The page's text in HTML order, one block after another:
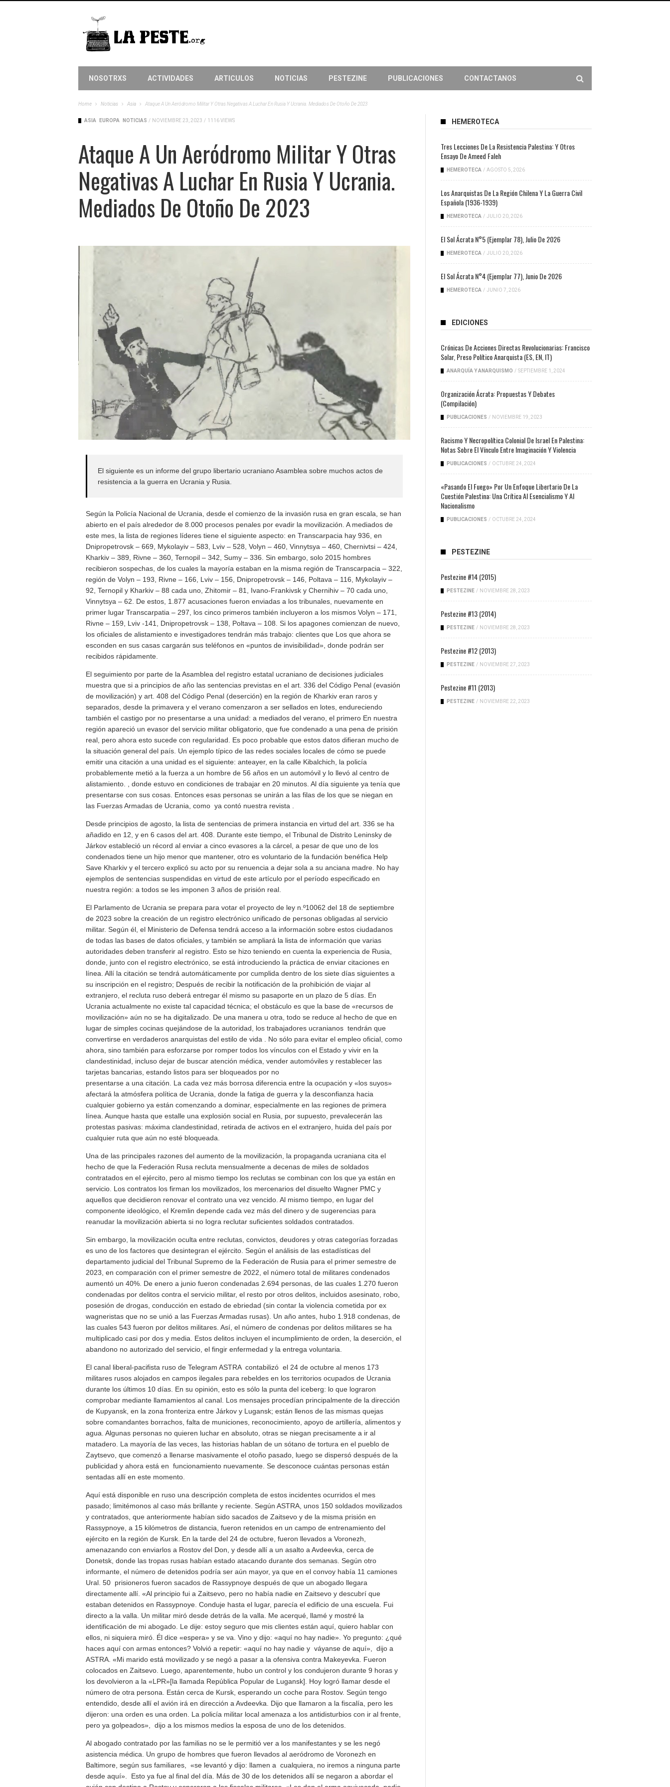
NOSOTRXS ACTIVIDADES ARTICULOS NOTICIAS PESTEZINE PUBLICACIONES CONTACTANOS
Home Noticias Asia Ataque A Un Aeródromo Militar Y Otras Negativas A Luchar En Rusia Y Ucrania. Mediados De Otoño De 2023
ASIA EUROPA NOTICIAS / NOVIEMBRE 23, 2023 / 1116 VIEWS
Ataque A Un Aeródromo Militar Y Otras
Negativas A Luchar En Rusia Y Ucrania.
Mediados De Otoño De 2023
El siguiente es un informe del grupo libertario ucraniano Asamblea sobre muchos actos de
resistencia a la guerra en Ucrania y Rusia.
Según la Policía Nacional de Ucrania, desde el comienzo de la invasión rusa en gran escala, se han
abierto en el país alrededor de 8.000 procesos penales por evadir la movilización. A mediados de
este mes, la lista de regiones líderes tiene el siguiente aspecto: en Transcarpacia hay 936, en
Dnipropetrovsk – 669, Mykolayiv – 583, Lviv – 528, Volyn – 460, Vinnytsya – 460, Chernivtsi – 424,
Kharkiv – 389, Rivne – 360, Ternopil – 342, Sumy – 336. Sin embargo, solo 2015 hombres
recibieron sospechas, de los cuales la mayoría estaban en la misma región de Transcarpacia – 322,
región de Volyn – 193, Rivne – 166, Lviv – 156, Dnipropetrovsk – 146, Poltava – 116, Mykolayiv –
92, Ternopil y Kharkiv – 88 cada uno, Zhitomir – 81, Ivano-Frankivsk y Chernihiv – 70 cada uno,
Vinnytsya – 62. De estos, 1.877 acusaciones fueron enviadas a los tribunales, nuevamente en
primer lugar Transcarpatia – 297, los cinco primeros también incluyeron a los mismos Volyn – 171,
Rivne – 159, Lviv -141, Dnipropetrovsk – 138, Poltava – 108. Si los apagones comienzan de nuevo,
los oficiales de alistamiento e investigadores tendrán más trabajo: clientes que Los que ahora se
esconden en sus casas cargarán sus teléfonos en «puntos de invisibilidad», donde podrán ser
recibidos rápidamente.
El seguimiento por parte de la Asamblea del registro estatal ucraniano de decisiones judiciales
muestra que si a principios de año las sentencias previstas en el art. 336 del Código Penal (evasión
de movilización) y art. 408 del Código Penal (deserción) en la región de Kharkiv eran raros y
separados, desde la primavera y el verano comenzaron a ser sellados en lotes, endureciendo
también el castigo por no presentarse a una unidad: a mediados del verano, el primero En nuestra
región apareció un evasor del servicio militar obligatorio, que fue condenado a una pena de prisión
real, pero ahora esto sucede con regularidad. Es poco probable que estos datos difieran mucho de
la situación general del país. Un ejemplo típico de las redes sociales locales de cómo se puede
emitir una citación a una unidad es el siguiente: anteayer, en la calle Kibalchich, la policía
probablemente metió a la fuerza a un hombre de 56 años en un automóvil y lo llevó al centro de
alistamiento. , donde estuvo en condiciones de trabajar en 20 minutos. Al día siguiente ya tenía que
presentarse con sus cosas. Entonces esas personas se unirán a las filas de los que se niegan en
las Fuerzas Armadas de Ucrania, como ya contó nuestra revista .
Desde principios de agosto, la lista de sentencias de primera instancia en virtud del art. 336 se ha
añadido en 12, y en 6 casos del art. 408. Durante este tiempo, el Tribunal de Distrito Leninsky de
Járkov estableció un récord al enviar a cinco evasores a la cárcel, a pesar de que uno de los
condenados tiene un hijo menor que mantener, otro es voluntario de la fundación benéfica Help
Save Kharkiv y el tercero explicó su acto por su renuencia a dejar sola a su anciana madre. No hay
ejemplos de sentencias suspendidas en virtud de este artículo por el período especificado en
nuestra región: a todos se les imponen 3 años de prisión real.
El Parlamento de Ucrania se prepara para votar el proyecto de ley n.º10062 del 18 de septiembre
de 2023 sobre la creación de un registro electrónico unificado de personas obligadas al servicio
militar. Según él, el Ministerio de Defensa tendrá acceso a la información sobre estos ciudadanos
de todas las bases de datos oficiales, y también se ampliará la lista de información que varias
autoridades deben transferir al registro. Esto se hizo teniendo en cuenta la experiencia de Rusia,
donde, junto con el registro electrónico, se está introduciendo la práctica de enviar citaciones en
línea. Allí la citación se tendrá automáticamente por cumplida dentro de los siete días siguientes a
su inscripción en el registro; Después de recibir la notificación de la prohibición de viajar al
extranjero, el recluta ruso deberá entregar él mismo su pasaporte en un plazo de 5 días. En
Ucrania actualmente no existe tal capacidad técnica; el obstáculo es que la base de «recursos de
movilización» aún no se ha digitalizado. De una manera u otra, todo se reduce al hecho de que en
lugar de simples cocinas quejándose de la autoridad, los trabajadores ucranianos tendrán que
convertirse en verdaderos anarquistas del estilo de vida . No sólo para evitar el empleo oficial, como
ahora, sino también para esforzarse por romper todos los vínculos con el Estado y vivir en la
clandestinidad, incluso dejar de buscar atención médica, vender automóviles y restablecer las
tarjetas bancarias, estando listos para ser bloqueados por no
presentarse a una citación. La cada vez más borrosa diferencia entre la ocupación y «los suyos»
afectará la atmósfera política de Ucrania, donde la fatiga de guerra y la desconfianza hacia
cualquier gobierno ya están comenzando a dominar, especialmente en las regiones de primera
línea. Aunque hasta que estalle una explosión social en Rusia, por supuesto, prevalecerán las
protestas pasivas: máxima clandestinidad, retirada de activos en el extranjero, huida del país por
cualquier ruta que aún no esté bloqueada.
Una de las principales razones del aumento de la movilización, la propaganda ucraniana cita el
hecho de que la Federación Rusa recluta mensualmente a decenas de miles de soldados
contratados en el ejército, pero al mismo tiempo los reclutas se combinan con los que ya están en
servicio. Los contratos los firman los movilizados, los mercenarios del disuelto Wagner PMC y
aquellos que decidieron renovar el contrato una vez vencido. Al mismo tiempo, en lugar del
componente ideológico, el Kremlin depende cada vez más del dinero y de sugerencias para
reanudar la movilización abierta si no logra reclutar suficientes soldados contratados.
Sin embargo, la movilización oculta entre reclutas, convictos, deudores y otras categorías forzadas
es uno de los factores que desintegran el ejército. Según el análisis de las estadísticas del
departamento judicial del Tribunal Supremo de la Federación de Rusia para el primer semestre de
2023, en comparación con el primer semestre de 2022, el número total de militares condenados
aumentó un 40%. De enero a junio fueron condenadas 2.694 personas, de las cuales 1.270 fueron
condenadas por delitos contra el servicio militar, el resto por otros delitos, incluidos asesinato, robo,
posesión de drogas, conducción en estado de ebriedad (sin contar la violencia cometida por ex
wagneristas que no se unió a las Fuerzas Armadas rusas). Un año antes, hubo 1.918 condenas, de
las cuales 543 fueron por delitos militares. Así, el número de condenas por delitos militares se ha
multiplicado casi por dos y media. Estos delitos incluyen el incumplimiento de orden, la deserción, el
abandono no autorizado del servicio, el fingir enfermedad y la entrega voluntaria.
El canal liberal-pacifista ruso de Telegram ASTRA contabilizó el 24 de octubre al menos 173
militares rusos alojados en campos ilegales para rebeldes en los territorios ocupados de Ucrania
durante los últimos 10 días. En su opinión, esto es sólo la punta del iceberg: lo que lograron
comprobar mediante llamamientos al canal. Los mensajes procedían principalmente de la dirección
de Kupyansk, en la zona fronteriza entre Járkov y Lugansk; están llenos de las mismas quejas
sobre comandantes borrachos, falta de municiones, reconocimiento, apoyo de artillería, alimentos y
agua. Algunas personas no quieren luchar en absoluto, otras se niegan precisamente a ir al
matadero. La mayoría de las veces, las historias hablan de un sótano de tortura en el pueblo de
Zaytsevo, que comenzó a llenarse masivamente el otoño pasado, luego se dispersó después de la
publicidad y ahora está en funcionamiento nuevamente. Se desconoce cuántas personas están
sentadas allí en este momento.
Aquí está disponible en ruso una descripción completa de estos incidentes ocurridos el mes
pasado; limitémonos al caso más brillante y reciente. Según ASTRA, unos 150 soldados movilizados
y contratados, que anteriormente habían sido sacados de Zaitsevo y de la misma prisión en
Rassypnoye, a 15 kilómetros de distancia, fueron retenidos en un campo de entrenamiento del
ejército en la región de Kursk. En la tarde del 24 de octubre, fueron llevados a Voronezh,
amenazando con enviarlos a Rostov del Don, y desde allí a un asalto a Avdeevka, cerca de
Donetsk, donde las tropas rusas habían estado atacando durante dos semanas. Según otro
informante, el número de detenidos podría ser aún mayor, ya que en el convoy había 11 camiones
Ural. 50 prisioneros fueron sacados de Rassypnoye después de que un abogado llegara
directamente allí. «Al principio fui a Zaitsevo, pero no había nadie en Zaitsevo y descubrí que
estaban detenidos en Rassypnoye. Conduje hasta el lugar, parecía el edificio de una escuela. Fui
directo a la valla. Un militar miró desde detrás de la valla. Me acerqué, llamé y mostré la
identificación de mi abogado. Le dije: estoy seguro que mis clientes están aquí, quiero hablar con
ellos, ni siquiera miró. Él dice «espera» y se va. Vino y dijo: «aquí no hay nadie». Yo pregunto: ¿qué
haces aquí con armas entonces? Volvió a repetir: «aquí no hay nadie y váyanse de aquí», dijo a
ASTRA. «Mi marido está movilizado y se negó a pasar a la ofensiva contra Makeyevka. Fueron
colocados en Zaitsevo. Luego, aparentemente, hubo un control y los condujeron durante 9 horas y
los devolvieron a la «LPR»[la llamada República Popular de Lugansk]. Hoy logró llamar desde el
número de otra persona. Están cerca de Kursk, esperando un coche para Rostov. Según tengo
entendido, desde allí el avión irá en dirección a Avdeevka. Dijo que llamaron a la fiscalía, pero les
dijeron: una orden es una orden. La policía militar local amenaza a los antidisturbios con ir al frente,
pero ya golpeados», dijo a los mismos medios la esposa de uno de los detenidos.
Al abogado contratado por las familias no se le permitió ver a los manifestantes y se les negó
asistencia médica. Un grupo de hombres que fueron llevados al aeródromo de Voronezh en
Baltimore, según sus familiares, «se levantó y dijo: llamen a cualquiera, no iremos a ninguna parte
desde aquí». Esto ya fue al final del día. Más de 30 de los detenidos allí se negaron a abordar el
HEMEROTECA
Tres Lecciones De La Resistencia Palestina: Y Otros
Ensayo De Ameed Faleh
HEMEROTECA / AGOSTO 5, 2026
Los Anarquistas De La Región Chilena Y La Guerra Civil
Española (1936-1939)
HEMEROTECA / JULIO 20, 2026
El Sol Ácrata N°5 (ejemplar 78), Julio De 2026
HEMEROTECA / JULIO 20, 2026
El Sol Ácrata N°4 (ejemplar 77), Junio De 2026
HEMEROTECA / JUNIO 7, 2026
EDICIONES
Crónicas De Acciones Directas Revolucionarias: Francisco
Solar, Preso Político Anarquista (ES, EN, IT)
ANARQUÍA Y ANARQUISMO / SEPTIEMBRE 1, 2024
Organización Ácrata: Propuestas Y Debates
(compilación)
PUBLICACIONES / NOVIEMBRE 19, 2023
Racismo Y Necropolítica Colonial De Israel En Palestina:
Notas Sobre El Vínculo Entre Imaginación Y Violencia
PUBLICACIONES / OCTUBRE 24, 2024
«Pasando El Fuego» Por Un Enfoque Libertario De La
Cuestión Palestina: Una Crítica Al Esencialismo Y Al
Nacionalismo
PUBLICACIONES / OCTUBRE 24, 2024
PESTEZINE
Pestezine #14 (2015)
PESTEZINE / NOVIEMBRE 28, 2023
Pestezine #13 (2014)
PESTEZINE / NOVIEMBRE 28, 2023
Pestezine #12 (2013)
PESTEZINE / NOVIEMBRE 27, 2023
Pestezine #11 (2013)
PESTEZINE / NOVIEMBRE 22, 2023